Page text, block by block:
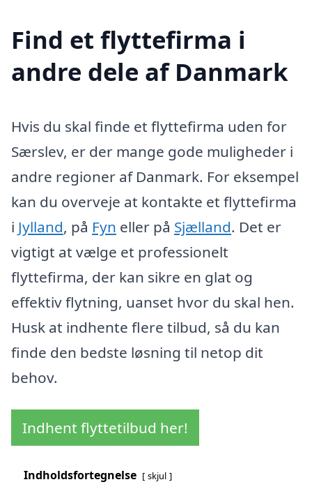
Find et flyttefirma i
andre dele af Danmark
Hvis du skal finde et flyttefirma uden for
Særslev, er der mange gode muligheder i
andre regioner af Danmark. For eksempel
kan du overveje at kontakte et flyttefirma
i Jylland, på Fyn eller på Sjælland. Det er
vigtigt at vælge et professionelt
flyttefirma, der kan sikre en glat og
effektiv flytning, uanset hvor du skal hen.
Husk at indhente flere tilbud, så du kan
finde den bedste løsning til netop dit
behov.
Indhent flyttetilbud her!
Indholdsfortegnelse skjul